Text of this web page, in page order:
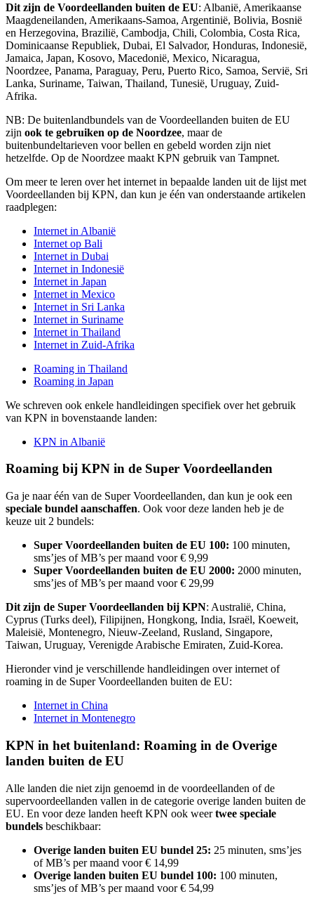
Dit zijn de Voordeellanden buiten de EU: Albanië, Amerikaanse
Maagdeneilanden, Amerikaans-Samoa, Argentinië, Bolivia, Bosnië
en Herzegovina, Brazilië, Cambodja, Chili, Colombia, Costa Rica,
Dominicaanse Republiek, Dubai, El Salvador, Honduras, Indonesië,
Jamaica, Japan, Kosovo, Macedonië, Mexico, Nicaragua,
Noordzee, Panama, Paraguay, Peru, Puerto Rico, Samoa, Servië, Sri
Lanka, Suriname, Taiwan, Thailand, Tunesië, Uruguay, Zuid-
Afrika.
NB: De buitenlandbundels van de Voordeellanden buiten de EU
zijn ook te gebruiken op de Noordzee, maar de
buitenbundeltarieven voor bellen en gebeld worden zijn niet
hetzelfde. Op de Noordzee maakt KPN gebruik van Tampnet.
Om meer te leren over het internet in bepaalde landen uit de lijst met
Voordeellanden bij KPN, dan kun je één van onderstaande artikelen
raadplegen:
Internet in Albanië
Internet op Bali
Internet in Dubai
Internet in Indonesië
Internet in Japan
Internet in Mexico
Internet in Sri Lanka
Internet in Suriname
Internet in Thailand
Internet in Zuid-Afrika
Roaming in Thailand
Roaming in Japan
We schreven ook enkele handleidingen specifiek over het gebruik
van KPN in bovenstaande landen:
KPN in Albanië
Roaming bij KPN in de Super Voordeellanden
Ga je naar één van de Super Voordeellanden, dan kun je ook een
speciale bundel aanschaffen. Ook voor deze landen heb je de
keuze uit 2 bundels:
Super Voordeellanden buiten de EU 100: 100 minuten,
sms’jes of MB’s per maand voor € 9,99
Super Voordeellanden buiten de EU 2000: 2000 minuten,
sms’jes of MB’s per maand voor € 29,99
Dit zijn de Super Voordeellanden bij KPN: Australië, China,
Cyprus (Turks deel), Filipijnen, Hongkong, India, Israël, Koeweit,
Maleisië, Montenegro, Nieuw-Zeeland, Rusland, Singapore,
Taiwan, Uruguay, Verenigde Arabische Emiraten, Zuid-Korea.
Hieronder vind je verschillende handleidingen over internet of
roaming in de Super Voordeellanden buiten de EU:
Internet in China
Internet in Montenegro
KPN in het buitenland: Roaming in de Overige
landen buiten de EU
Alle landen die niet zijn genoemd in de voordeellanden of de
supervoordeellanden vallen in de categorie overige landen buiten de
EU. En voor deze landen heeft KPN ook weertwee speciale
bundels beschikbaar:
Overige landen buiten EU bundel 25: 25 minuten, sms’jes
of MB’s per maand voor € 14,99
Overige landen buiten EU bundel 100: 100 minuten,
sms’jes of MB’s per maand voor € 54,99